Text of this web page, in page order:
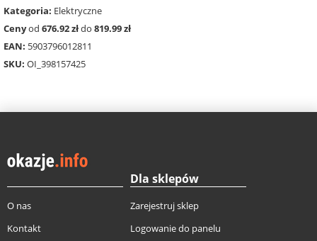
Kategoria: Elektryczne
Cenyod 676.92 złdo 819.99 zł
EAN: 5903796012811
SKU: OI_398157425
O nas
Kontakt
Dla sklepów
Zarejestruj sklep
Logowanie do panelu